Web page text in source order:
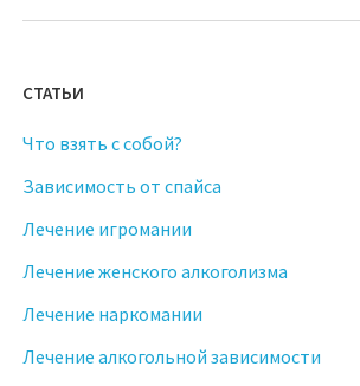
СТАТЬИ
Что взять с собой?
Зависимость от спайса
Лечение игромании
Лечение женского алкоголизма
Лечение наркомании
Лечение алкогольной зависимости